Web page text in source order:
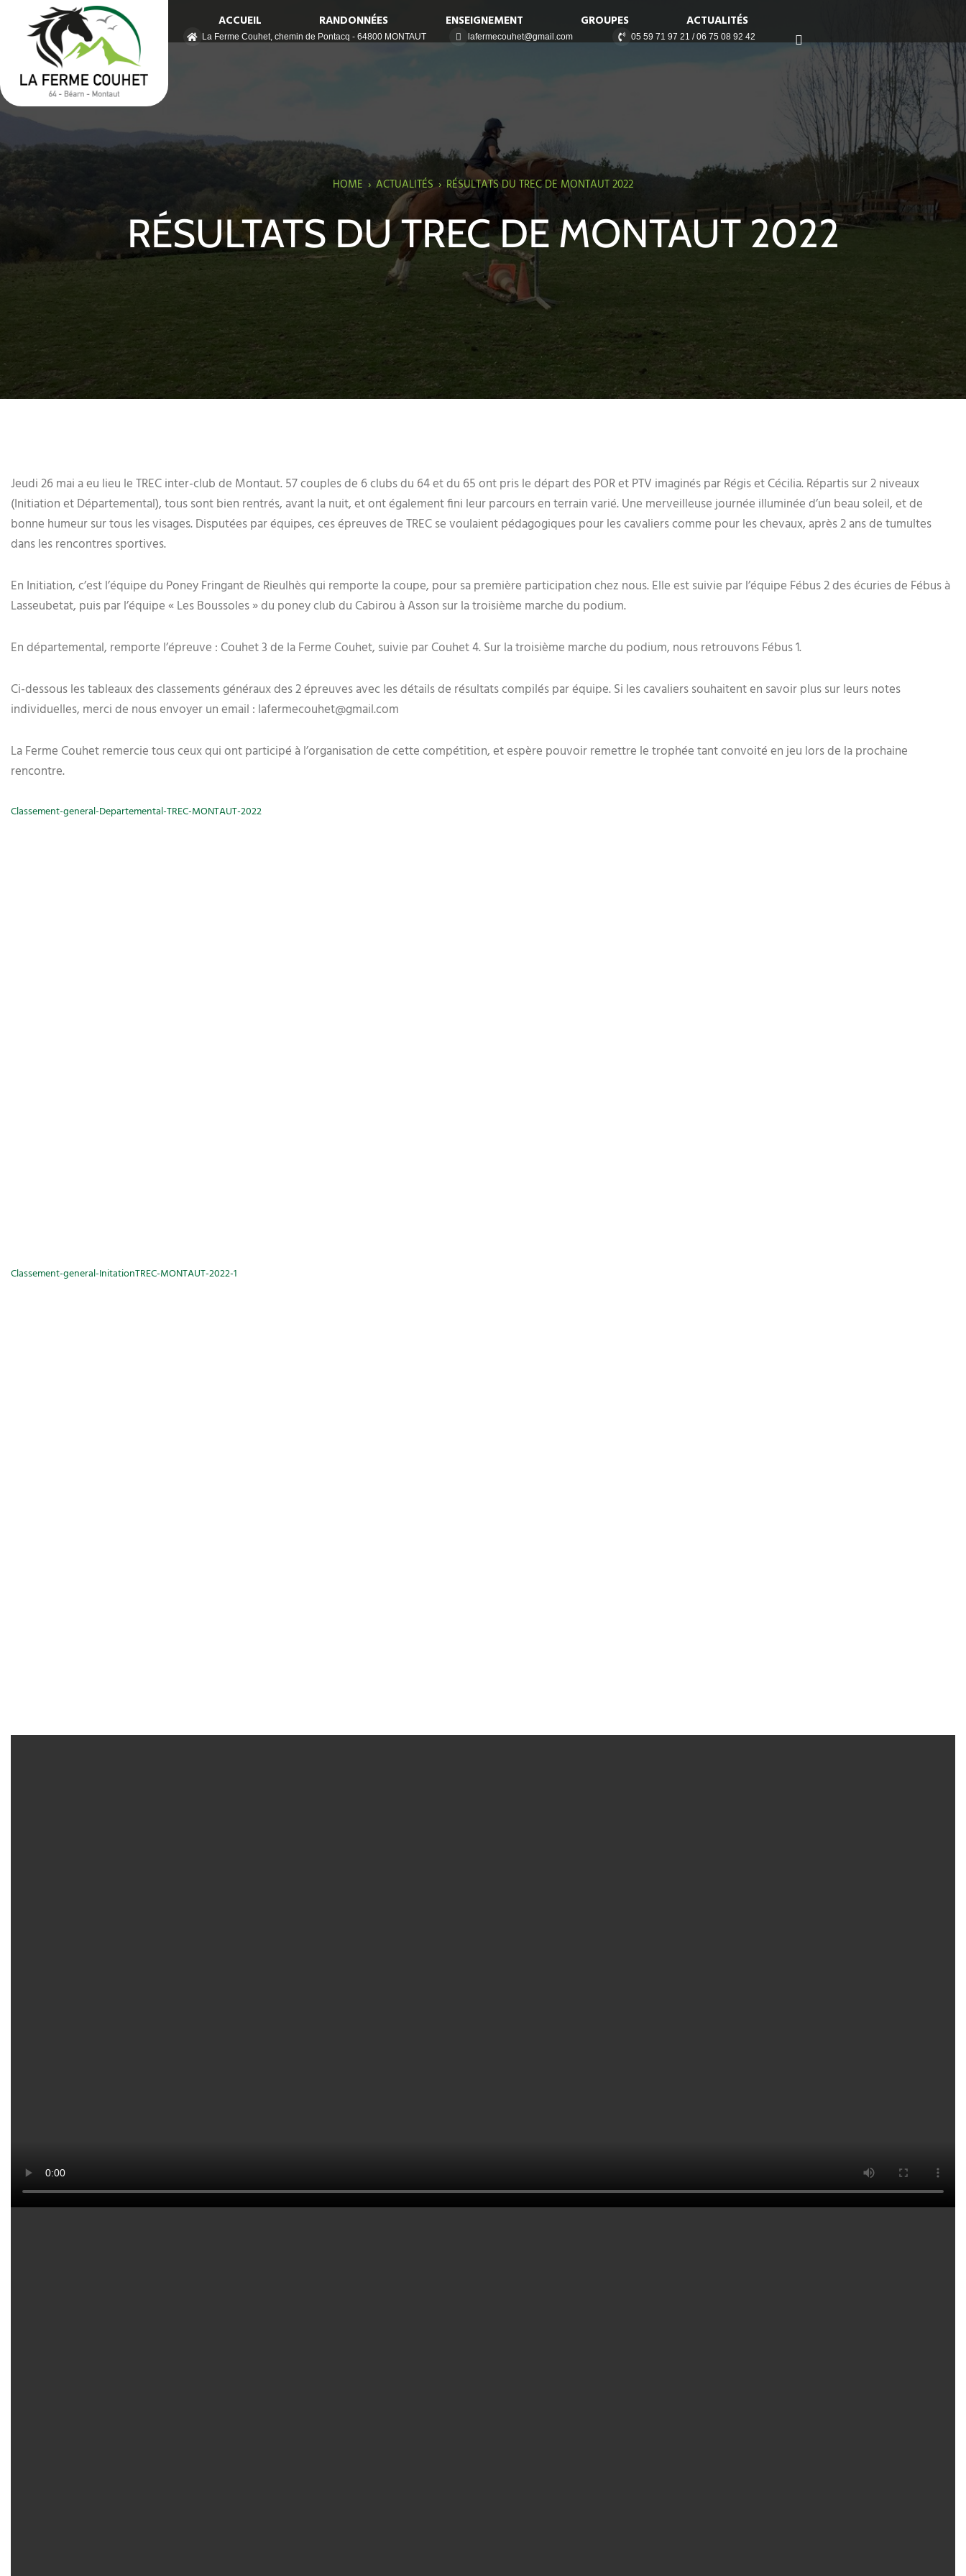
ACCUEIL RANDONNÉES ENSEIGNEMENT GROUPES ACTUALITÉS
La Ferme Couhet, chemin de Pontacq - 64800 MONTAUT lafermecouhet@gmail.com 05 59 71 97 21 / 06 75 08 92 42
HOME › ACTUALITÉS› RÉSULTATS DU TREC DE MONTAUT 2022
RÉSULTATS DU TREC DE MONTAUT 2022
Jeudi 26 mai a eu lieu le TREC inter-club de Montaut. 57 couples de 6 clubs du 64 et du 65 ont pris le départ des POR et PTV imaginés par Régis et Cécilia. Répartis sur 2 niveaux
(Initiation et Départemental), tous sont bien rentrés, avant la nuit, et ont également fini leur parcours en terrain varié. Une merveilleuse journée illuminée d’un beau soleil, et de
bonne humeur sur tous les visages. Disputées par équipes, ces épreuves de TREC se voulaient pédagogiques pour les cavaliers comme pour les chevaux, après 2 ans de tumultes
dans les rencontres sportives.
En Initiation, c’est l’équipe du Poney Fringant de Rieulhès qui remporte la coupe, pour sa première participation chez nous. Elle est suivie par l’équipe Fébus 2 des écuries de Fébus à
Lasseubetat, puis par l’équipe « Les Boussoles » du poney club du Cabirou à Asson sur la troisième marche du podium.
En départemental, remporte l’épreuve : Couhet 3 de la Ferme Couhet, suivie par Couhet 4. Sur la troisième marche du podium, nous retrouvons Fébus 1.
Ci-dessous les tableaux des classements généraux des 2 épreuves avec les détails de résultats compilés par équipe. Si les cavaliers souhaitent en savoir plus sur leurs notes
individuelles, merci de nous envoyer un email : lafermecouhet@gmail.com
La Ferme Couhet remercie tous ceux qui ont participé à l’organisation de cette compétition, et espère pouvoir remettre le trophée tant convoité en jeu lors de la prochaine
rencontre.
Classement-general-Departemental-TREC-MONTAUT-2022
Classement-general-InitationTREC-MONTAUT-2022-1